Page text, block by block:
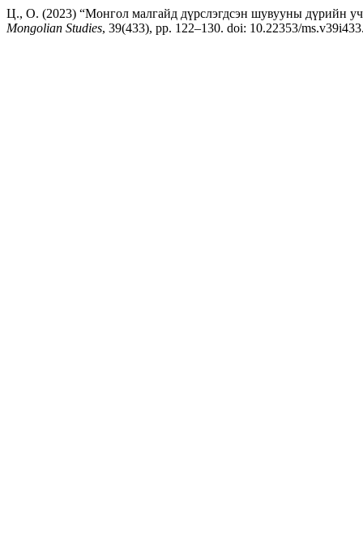
Ц., О. (2023) “Монгол малгайд дүрслэгдсэн шувууны дүрийн
Mongolian Studies, 39(433), pp. 122–130. doi: 10.22353/